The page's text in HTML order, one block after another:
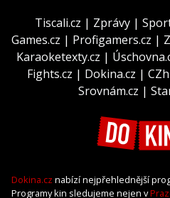
Tiscali.cz | Zprávy |
Games.cz | Profigamers.cz |
Karaoketexty.cz |
Fights.cz | Dokina.cz |
Srovnám.cz |
Dokina.cz nabízí nejpřehlednější
Programy kin sledujeme nejen v